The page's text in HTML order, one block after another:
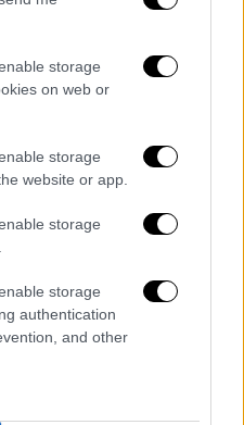
storage
on web or
storage
website or app.
storage
storage
authentication
and other
Ντέιβιντ
Νιβόλα, Αντρεα
Τζόι, Κρις Ροκ,
Σάνον, Μάικ
Ζόι Σαλντάνα, Ράμι
Νίρο.
πρώτη ταινία